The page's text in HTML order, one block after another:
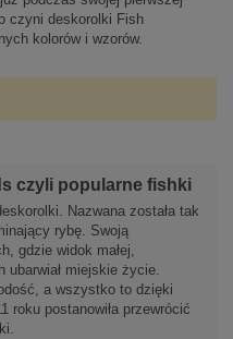
czyni deskorolki Fish
kolorów i wzorów.
czyli popularne fishki
Nazwana została tak
rybę. Swoją
gdzie widok małej,
ubarwiał miejskie życie.
a wszystko to dzięki
roku postanowiła przewrócić